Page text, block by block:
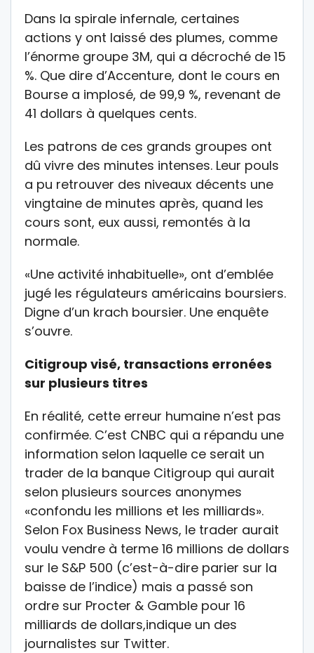
Dans la spirale infernale, certaines
actions y ont laissé des plumes, comme
l’énorme groupe 3M, qui a décroché de 15
%. Que dire d’Accenture, dont le cours en
Bourse a implosé, de 99,9 %, revenant de
41 dollars à quelques cents.
Les patrons de ces grands groupes ont
dû vivre des minutes intenses. Leur pouls
a pu retrouver des niveaux décents une
vingtaine de minutes après, quand les
cours sont, eux aussi, remontés à la
normale.
«Une activité inhabituelle», ont d’emblée
jugé les régulateurs américains boursiers.
Digne d’un krach boursier. Une enquête
s’ouvre.
Citigroup visé, transactions erronées
sur plusieurs titres
En réalité, cette erreur humaine n’est pas
confirmée. C’est CNBC qui a répandu une
information selon laquelle ce serait un
trader de la banque Citigroup qui aurait
selon plusieurs sources anonymes
«confondu les millions et les milliards».
Selon Fox Business News, le trader aurait
voulu vendre à terme 16 millions de dollars
sur le S&P 500 (c’est-à-dire parier sur la
baisse de l’indice) mais a passé son
ordre sur Procter & Gamble pour 16
milliards de dollars,indique un des
journalistes sur Twitter.